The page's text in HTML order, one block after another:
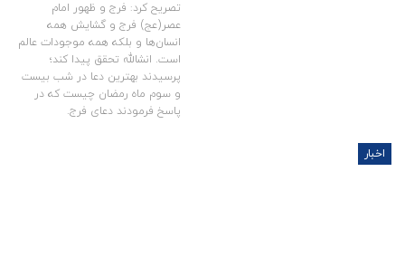
تصریح کرد: فرج و ظهور امام
عصر(عج) فرج و گشایش همه
انسان‌ها و بلکه همه موجودات عالم
است. انشالله تحقق پیدا کند؛
پرسیدند بهترین دعا در شب بیست
و سوم ماه رمضان چیست که در
پاسخ فرمودند دعای فرج.
اخبار